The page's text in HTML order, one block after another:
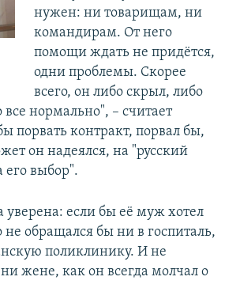
нужен: ни товарищам, ни
командирам. От него
помощи ждать не придётся,
одни проблемы. Скорее
всего, он либо скрыл, либо
все нормально", – считает
порвать контракт, порвал бы,
он надеялся, на "русский
его выбор".
если бы её муж хотел
не обращался бы ни в госпиталь,
поликлинику. И не
жене, как он всегда молчал о